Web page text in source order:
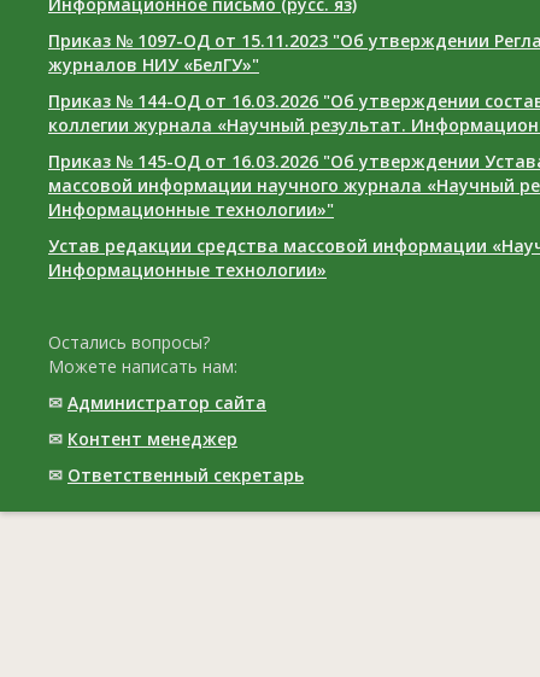
Приказ № 1097-ОД от 15.11.2023 "Об утверждении
журналов НИУ «БелГУ»"
Приказ № 144-ОД от 16.03.2026 "Об утверждении
коллегии журнала «Научный результат.
Приказ № 145-ОД от 16.03.2026 "Об утверждении
массовой информации научного журнала «Научный
Информационные технологии»"
Устав редакции средства массовой информации
Информационные технологии»
Остались вопросы?
Можете написать нам:
✉ Администратор сайта
✉ Контент менеджер
✉ Ответственный cекретарь